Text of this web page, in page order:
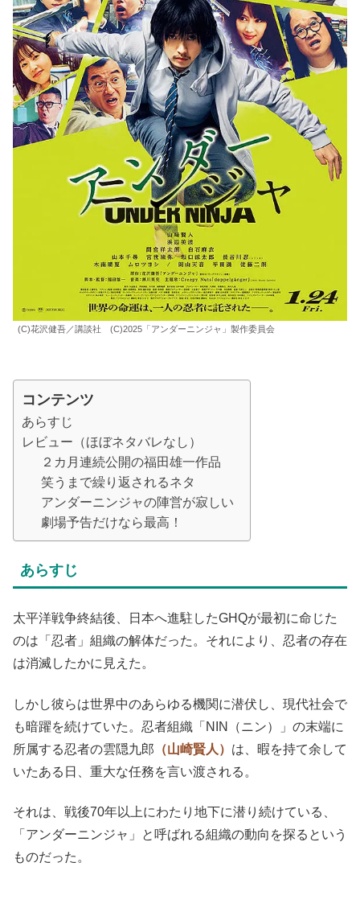
(C)花沢健吾／講談社 (C)2025「アンダーニンジャ」製作委員会
コンテンツ
あらすじ
レビュー（ほぼネタバレなし）
２カ月連続公開の福田雄一作品
笑うまで繰り返されるネタ
アンダーニンジャの陣営が寂しい
劇場予告だけなら最高！
あらすじ
太平洋戦争終結後、日本へ進駐したGHQが最初に命じた
のは「忍者」組織の解体だった。それにより、忍者の存在
は消滅したかに見えた。
しかし彼らは世界中のあらゆる機関に潜伏し、現代社会で
も暗躍を続けていた。忍者組織「NIN（ニン）」の末端に
所属する忍者の雲隠九郎 （山崎賢人） は、暇を持て余して
いたある日、重大な任務を言い渡される。
それは、戦後70年以上にわたり地下に潜り続けている、
「アンダーニンジャ」と呼ばれる組織の動向を探るという
ものだった。